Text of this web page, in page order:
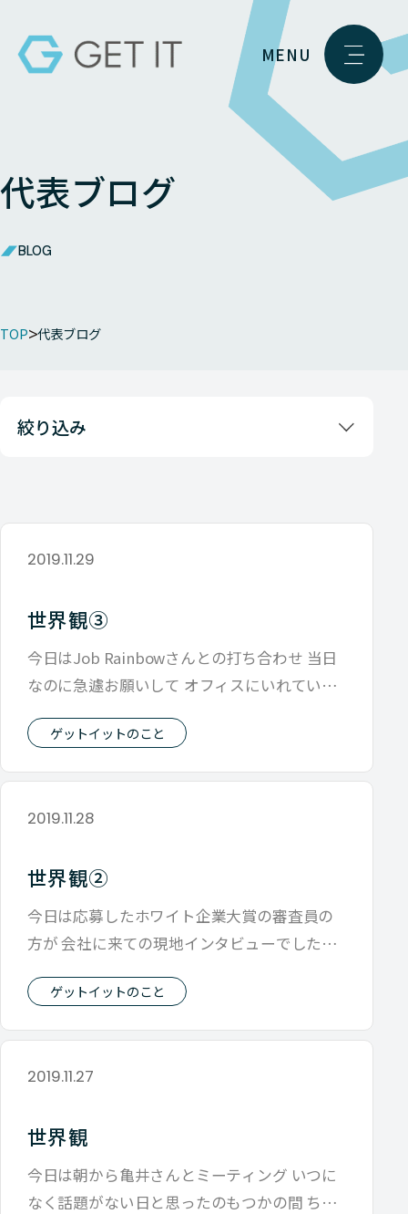
MENU
代表ブログ
BLOG
TOP 代表ブログ
絞り込み
2019.11.29
世界観③
今日はJob Rainbowさんとの打ち合わせ 当日
なのに急遽お願いして オフィスにいれていた
ゲットイットのこと
2019.11.28
世界観②
今日は応募したホワイト企業大賞の審査員の
方が 会社に来ての現地インタビューでした。
ゲットイットのこと
2019.11.27
世界観
今日は朝から亀井さんとミーティング いつに
なく話題がない日と思ったのもつかの間 ちょ